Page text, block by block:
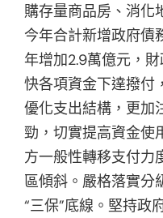
購存量商品房、消化
今年合計新增政府債
年增加2.9萬億元，
快各項資金下達撥付
優化支出結構，更加
勁，切實提高資金使
方一般性轉移支付力
區傾斜。嚴格落實分
“三保”底線。堅持政